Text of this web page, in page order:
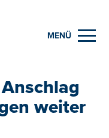
MENÜ
weiter